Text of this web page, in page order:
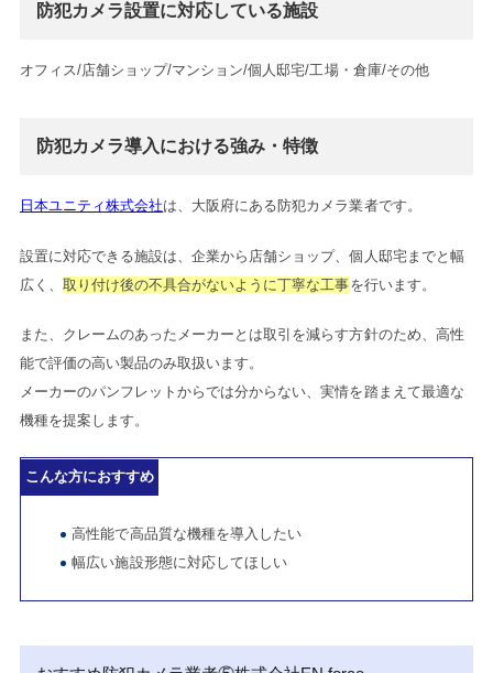
防犯カメラ設置に対応している施設
オフィス/店舗ショップ/マンション/個人邸宅/工場・倉庫/その他
防犯カメラ導入における強み・特徴
日本ユニティ株式会社は、大阪府にある防犯カメラ業者です。
設置に対応できる施設は、企業から店舗ショップ、個人邸宅までと幅
広く、 取り付け後の不具合がないように丁寧な工事を行います。
また、クレームのあったメーカーとは取引を減らす方針のため、高性
能で評価の高い製品のみ取扱います。
メーカーのパンフレットからでは分からない、実情を踏まえて最適な
機種を提案します。
こんな方におすすめ
高性能で高品質な機種を導入したい
幅広い施設形態に対応してほしい